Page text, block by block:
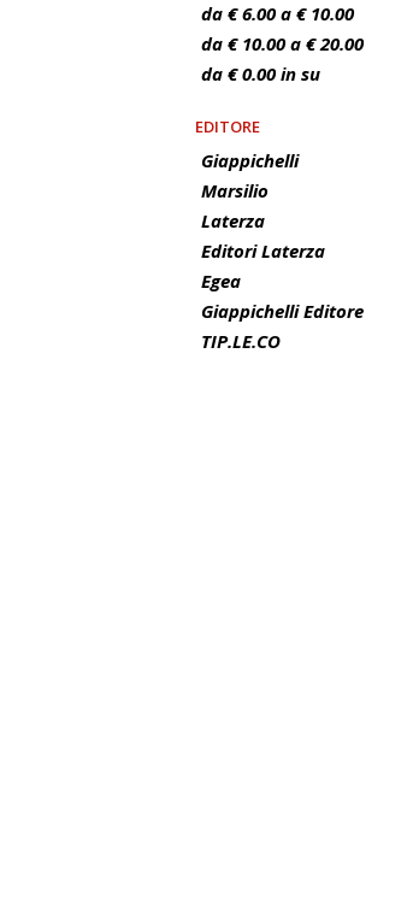
da € 6.00 a € 10.00
da € 10.00 a € 20.00
da € 0.00 in su
EDITORE
Giappichelli
Marsilio
Laterza
Editori Laterza
Egea
Giappichelli Editore
TIP.LE.CO